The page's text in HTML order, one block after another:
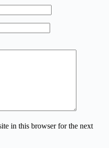
in this browser for the next